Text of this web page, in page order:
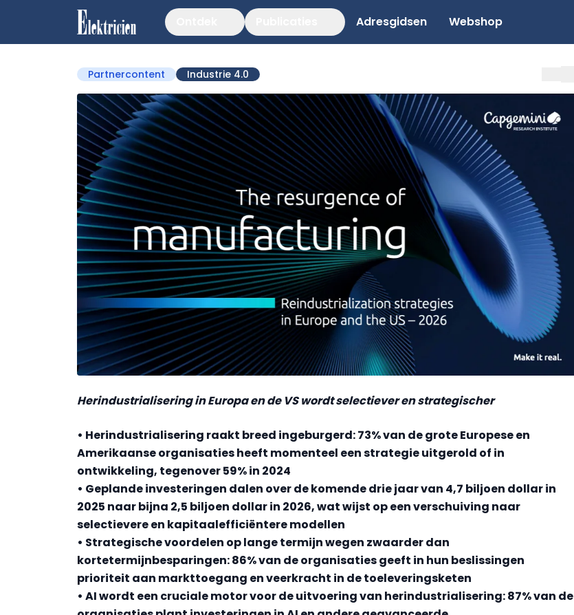
Adresgidsen Webshop
Partnercontent Industrie 4.0
Herindustrialisering in Europa en de VS wordt selectiever en strategischer
• Herindustrialisering raakt breed ingeburgerd: 73% van de grote Europese en
Amerikaanse organisaties heeft momenteel een strategie uitgerold of in
ontwikkeling, tegenover 59% in 2024
• Geplande investeringen dalen over de komende drie jaar van 4,7 biljoen dollar in
2025 naar bijna 2,5 biljoen dollar in 2026, wat wijst op een verschuiving naar
selectievere en kapitaalefficiëntere modellen
• Strategische voordelen op lange termijn wegen zwaarder dan
kortetermijnbesparingen: 86% van de organisaties geeft in hun beslissingen
prioriteit aan markttoegang en veerkracht in de toeleveringsketen
• AI wordt een cruciale motor voor de uitvoering van herindustrialisering: 87% van de